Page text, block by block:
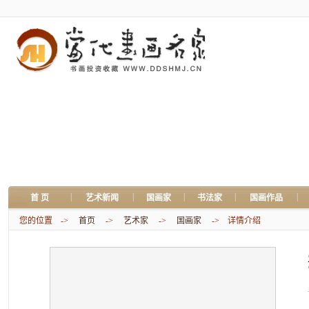
首 页 艺术新闻 国画家 书法家 国画作品
您的位置 -> 首页 -> 艺术家 -> 国画家 -> 详情介绍